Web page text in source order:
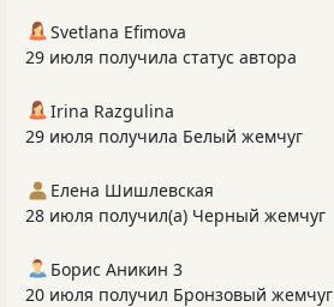
Svetlana Efimova
29 июля получила статус автора
Irina Razgulina
29 июля получила Белый жемчуг
Елена Шишлевская
28 июля получил(а) Черный жемчуг
Борис Аникин 3
20 июля получил Бронзовый жемчуг